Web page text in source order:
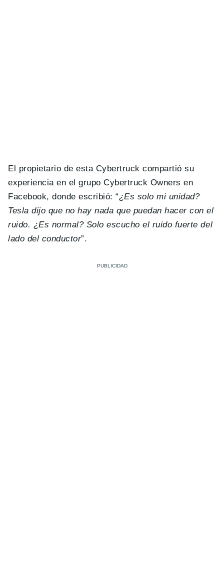
El propietario de esta Cybertruck compartió su
experiencia en el grupo Cybertruck Owners en
Facebook, donde escribió: “¿Es solo mi unidad?
Tesla dijo que no hay nada que puedan hacer con el
ruido. ¿Es normal? Solo escucho el ruido fuerte del
lado del conductor”.